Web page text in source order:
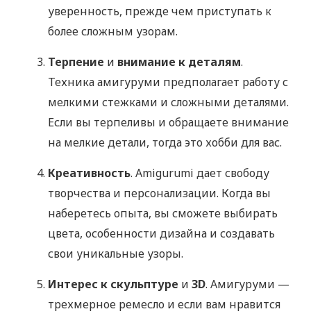
уверенность, прежде чем приступать к
более сложным узорам.
Терпение и внимание к деталям.
Техника амигуруми предполагает работу с
мелкими стежками и сложными деталями.
Если вы терпеливы и обращаете внимание
на мелкие детали, тогда это хобби для вас.
Креативность. Amigurumi дает свободу
творчества и персонализации. Когда вы
наберетесь опыта, вы сможете выбирать
цвета, особенности дизайна и создавать
свои уникальные узоры.
Интерес к скульптуре и 3D. Амигуруми —
трехмерное ремесло и если вам нравится